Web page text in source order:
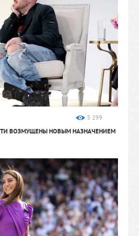
5 299
ВОЗМУЩЕНЫ НОВЫМ НАЗНАЧЕНИЕМ